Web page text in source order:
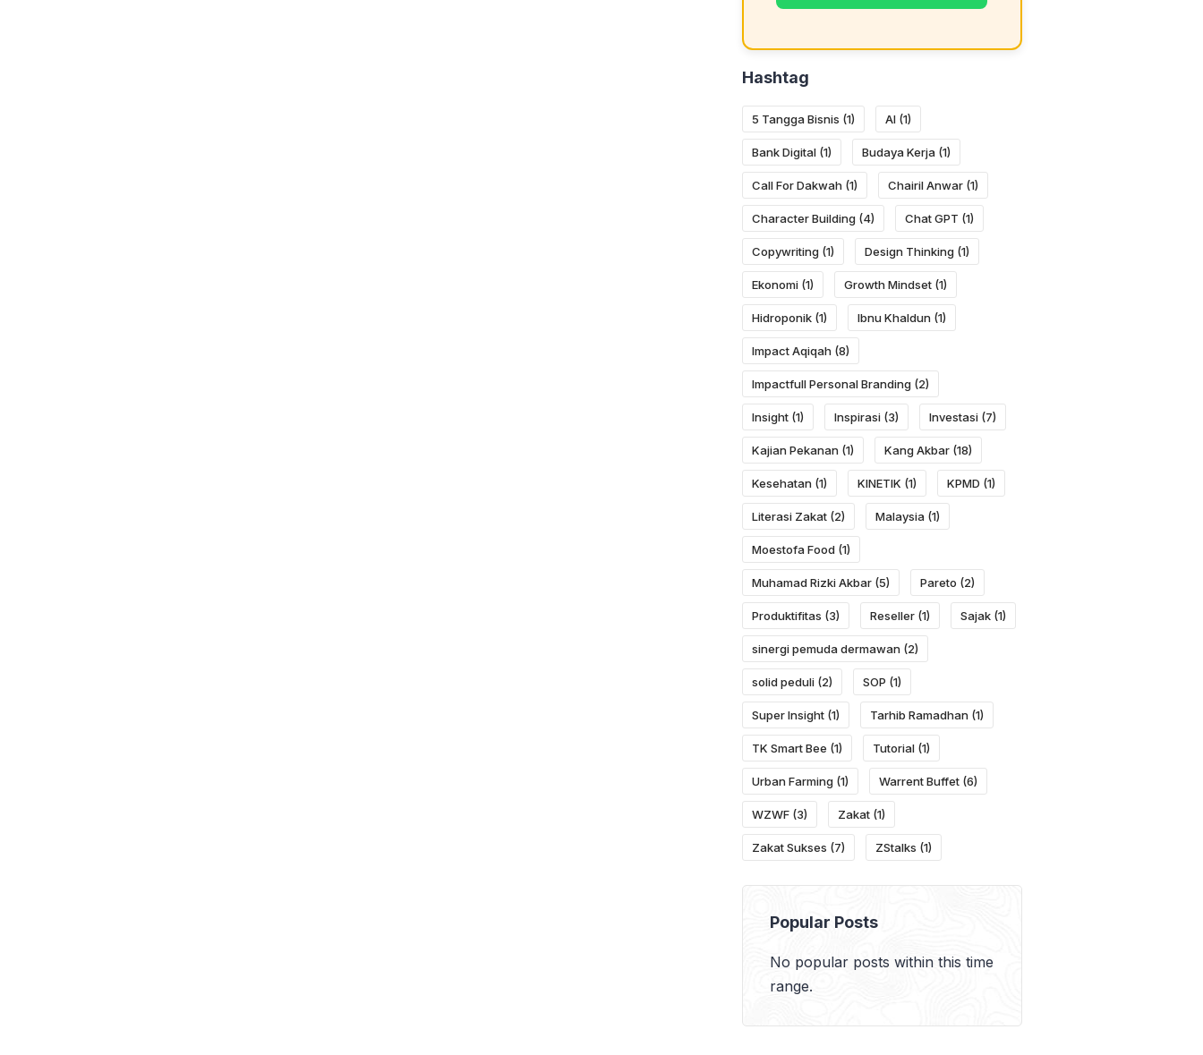
Hashtag
5 Tangga Bisnis (1) AI(1)
Bank Digital(1) Budaya Kerja(1)
Call For Dakwah(1) Chairil Anwar(1)
Character Building(4) Chat GPT (1)
Copywriting(1) Design Thinking(1)
Ekonomi(1) Growth Mindset(1)
Hidroponik(1) Ibnu Khaldun(1)
Impact Aqiqah(8)
Impactfull Personal Branding(2)
Insight(1) Inspirasi(3) Investasi(7)
Kajian Pekanan(1) Kang Akbar(18)
Kesehatan(1) KINETIK (1) KPMD (1)
Literasi Zakat(2) Malaysia(1)
Moestofa Food(1)
Muhamad Rizki Akbar(5) Pareto (2)
Produktifitas (3) Reseller(1) Sajak(1)
sinergi pemuda dermawan(2)
solid peduli(2) SOP (1)
Super Insight(1) Tarhib Ramadhan(1)
TK Smart Bee (1) Tutorial(1)
Urban Farming(1) Warrent Buffet(6)
WZWF(3) Zakat(1)
Zakat Sukses (7) ZStalks (1)
Popular Posts
No popular posts within this time
range.